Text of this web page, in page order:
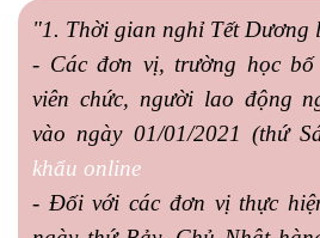
"1. Thời gian nghỉ Tết Dương
- Các đơn vị, trường học
viên chức, người lao động
vào ngày 01/01/2021 (thứ
khẩu online
- Đối với các đơn vị thực